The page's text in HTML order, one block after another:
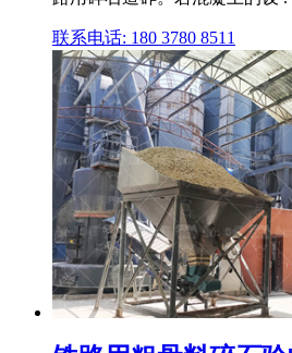
联系电话: 180 3780 8511